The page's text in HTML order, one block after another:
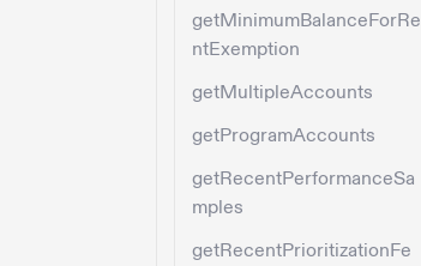
getMinimumBalanceForRe
ntExemption
getMultipleAccounts
getProgramAccounts
getRecentPerformanceSa
mples
getRecentPrioritizationFe